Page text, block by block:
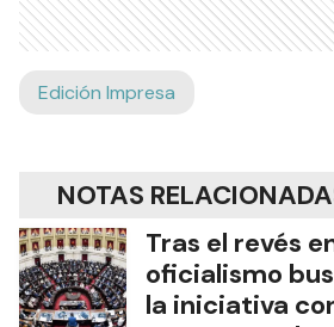
Edición Impresa
NOTAS
Tras el revés
oficialismo
la iniciativa